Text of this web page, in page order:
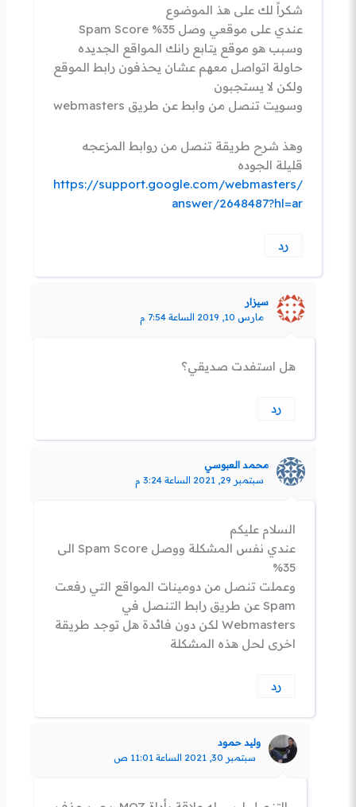
شكراً لك على هذ الموضوع
عندي على موقعي وصل Spam Score %35
وسبب هو موقع يتابع رانك المواقع الجديده
حاولة اتواصل معهم عشان يحذفون رابط الموقع
ولكن لا يستجبون
وسويت تنصل من وابط عن طريق webmasters
وهذ شرح طريقة تنصل من روابط المزعجه
قليلة الجوده
https://support.google.com/webmasters/
answer/2648487?hl=ar
رد
سيزار
مارس 10, 2019 الساعة 7:54 م
هل استفدت صديقي؟
رد
محمد العبوسي
سبتمبر 29, 2021 الساعة 3:24 م
السلام عليكم
عندي نفس المشكلة ووصل Spam Score الى
35%
وعملت تنصل من دومينات المواقع التي رفعت
Spam عن طريق رابط التنصل في
Webmasters لكن دون فائدة هل توجد طريقة
اخرى لحل هذه المشكلة
رد
وليد حمود
سبتمبر 30, 2021 الساعة 11:01 ص